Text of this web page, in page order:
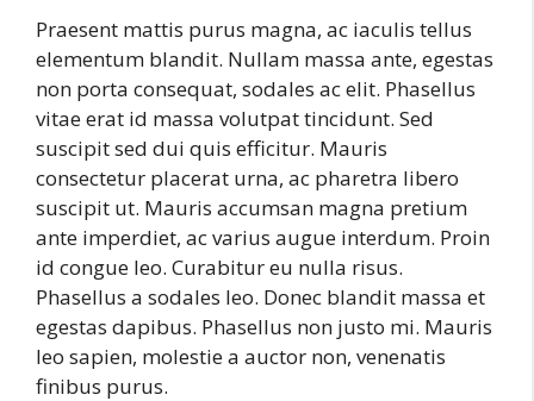
Praesent mattis purus magna, ac iaculis tellus
elementum blandit. Nullam massa ante, egestas
non porta consequat, sodales ac elit. Phasellus
vitae erat id massa volutpat tincidunt. Sed
suscipit sed dui quis efficitur. Mauris
consectetur placerat urna, ac pharetra libero
suscipit ut. Mauris accumsan magna pretium
ante imperdiet, ac varius augue interdum. Proin
id congue leo. Curabitur eu nulla risus.
Phasellus a sodales leo. Donec blandit massa et
egestas dapibus. Phasellus non justo mi. Mauris
leo sapien, molestie a auctor non, venenatis
finibus purus.